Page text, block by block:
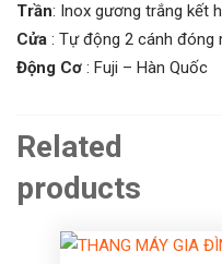
Trần: Inox gương trắng kết
Cửa : Tự động 2 cánh đóng
Động Cơ : Fuji – Hàn Quốc
Related
products